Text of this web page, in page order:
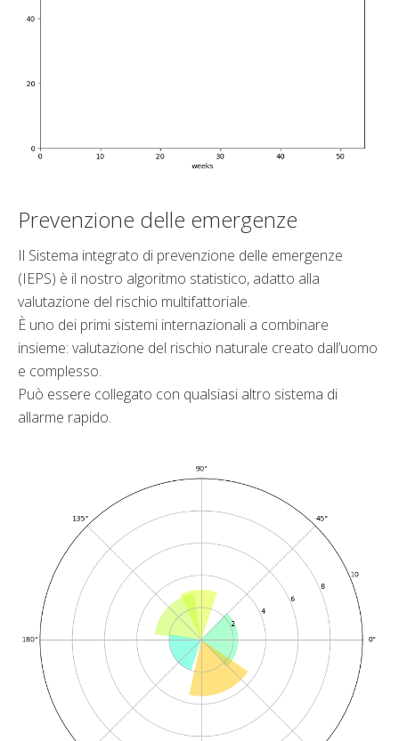
Prevenzione delle emergenze
Il Sistema integrato di prevenzione delle emergenze
(IEPS) è il nostro algoritmo statistico, adatto alla
valutazione del rischio multifattoriale.
È uno dei primi sistemi internazionali a combinare
insieme: valutazione del rischio naturale creato dall’uomo
e complesso.
Può essere collegato con qualsiasi altro sistema di
allarme rapido.